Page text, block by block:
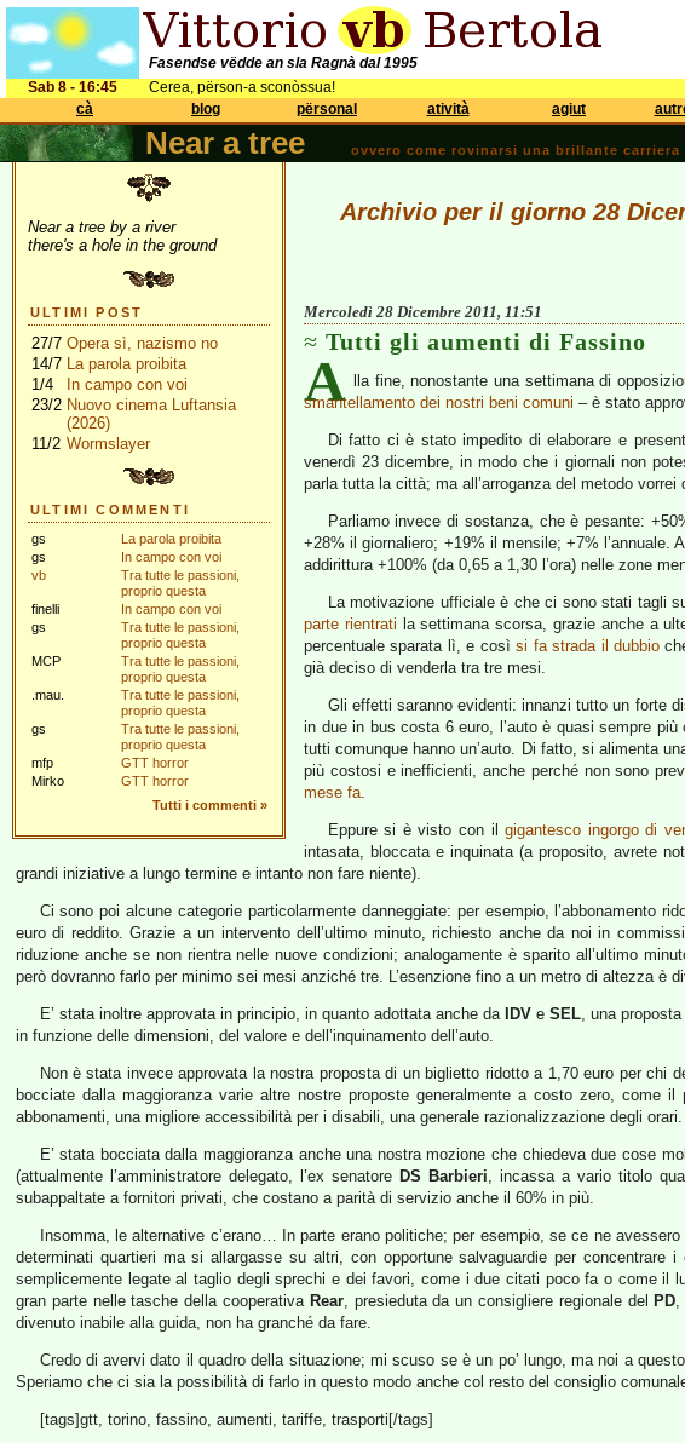
Fasendse vëdde an sla Ragnà dal 1995
Sab 8 - 16:45
Cerea, përson-a sconòssua!
cà
blog përsonal atività agiut
Near a tree ovvero come rovinarsi una brillante carriera
Near a tree by a river
there's a hole in the ground
ULTIMI POST
27/7 Opera sì, nazismo no
14/7 La parola proibita
1/4
In campo con voi
23/2 Nuovo cinema Luftansia
(2026)
11/2 Wormslayer
ULTIMI COMMENTI
gs
La parola proibita
gs
In campo con voi
vb
Tra tutte le passioni,
proprio questa
finelli
In campo con voi
gs
Tra tutte le passioni,
proprio questa
MCP
Tra tutte le passioni,
proprio questa
.mau.
Tra tutte le passioni,
proprio questa
gs
Tra tutte le passioni,
proprio questa
mfp
GTT horror
Mirko
GTT horror
Tutti i commenti »
Archivio per il giorno 28
Mercoledì 28 Dicembre 2011, 11:51
Tutti gli aumenti di Fassino
A
lla fine, nonostante una settimana di
smantellamento dei nostri beni comuni – è stato
Di fatto ci è stato impedito di elaborare e
venerdì 23 dicembre, in modo che i giornali non
parla tutta la città; ma all’arroganza del metodo
Parliamo invece di sostanza, che è pesante:
+28% il giornaliero; +19% il mensile; +7%
addirittura +100% (da 0,65 a 1,30 l’ora) nelle zone
La motivazione ufficiale è che ci sono stati tagli
parte rientrati la settimana scorsa, grazie anche a
percentuale sparata lì, e cosìsi fa strada il dubbio
già deciso di venderla tra tre mesi.
Gli effetti saranno evidenti: innanzi tutto un forte
in due in bus costa 6 euro, l’auto è quasi sempre
tutti comunque hanno un’auto. Di fatto, si alimenta
più costosi e inefficienti, anche perché non sono
mese fa.
Eppure si è visto con ilgigantesco ingorgo di
intasata, bloccata e inquinata (a proposito, avrete
grandi iniziative a lungo termine e intanto non fare niente).
Ci sono poi alcune categorie particolarmente danneggiate: per esempio,
euro di reddito. Grazie a un intervento dell’ultimo minuto, richiesto anche da noi in
riduzione anche se non rientra nelle nuove condizioni; analogamente è sparito all’ultimo
però dovranno farlo per minimo sei mesi anziché tre. L’esenzione fino a un metro di altezza è
E’ stata inoltre approvata in principio, in quanto adottata anche da IDV eSEL, una
in funzione delle dimensioni, del valore e dell’inquinamento dell’auto.
Non è stata invece approvata la nostra proposta di un biglietto ridotto a 1,70 euro per
bocciate dalla maggioranza varie altre nostre proposte generalmente a costo zero,
abbonamenti, una migliore accessibilità per i disabili, una generale razionalizzazione degli orari.
E’ stata bocciata dalla maggioranza anche una nostra mozione che chiedeva due cose
(attualmente l’amministratore delegato, l’ex senatore DS Barbieri, incassa a vario titolo
subappaltate a fornitori privati, che costano a parità di servizio anche il 60% in più.
Insomma, le alternative c’erano… In parte erano politiche; per esempio, se ce ne
determinati quartieri ma si allargasse su altri, con opportune salvaguardie per
semplicemente legate al taglio degli sprechi e dei favori, come i due citati poco fa o come il
gran parte nelle tasche della cooperativa Rear, presieduta da un consigliere regionale del PD,
divenuto inabile alla guida, non ha granché da fare.
Credo di avervi dato il quadro della situazione; mi scuso se è un po’ lungo, ma noi a
Speriamo che ci sia la possibilità di farlo in questo modo anche col resto del consiglio
[tags]gtt, torino, fassino, aumenti, tariffe, trasporti[/tags]